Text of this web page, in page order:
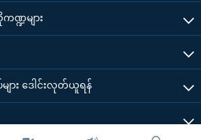
ဍများ
ား ဒေါင်းလုတ်ယူရန်